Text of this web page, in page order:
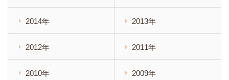
2014年 2013年
2012年 2011年
2010年 2009年